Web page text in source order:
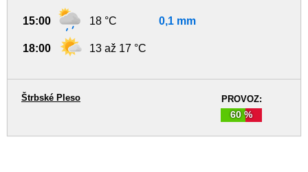
15:00 18 °C 0,1 mm
18:00 13 až 17 °C
PROVOZ:
60 %
Štrbské Pleso